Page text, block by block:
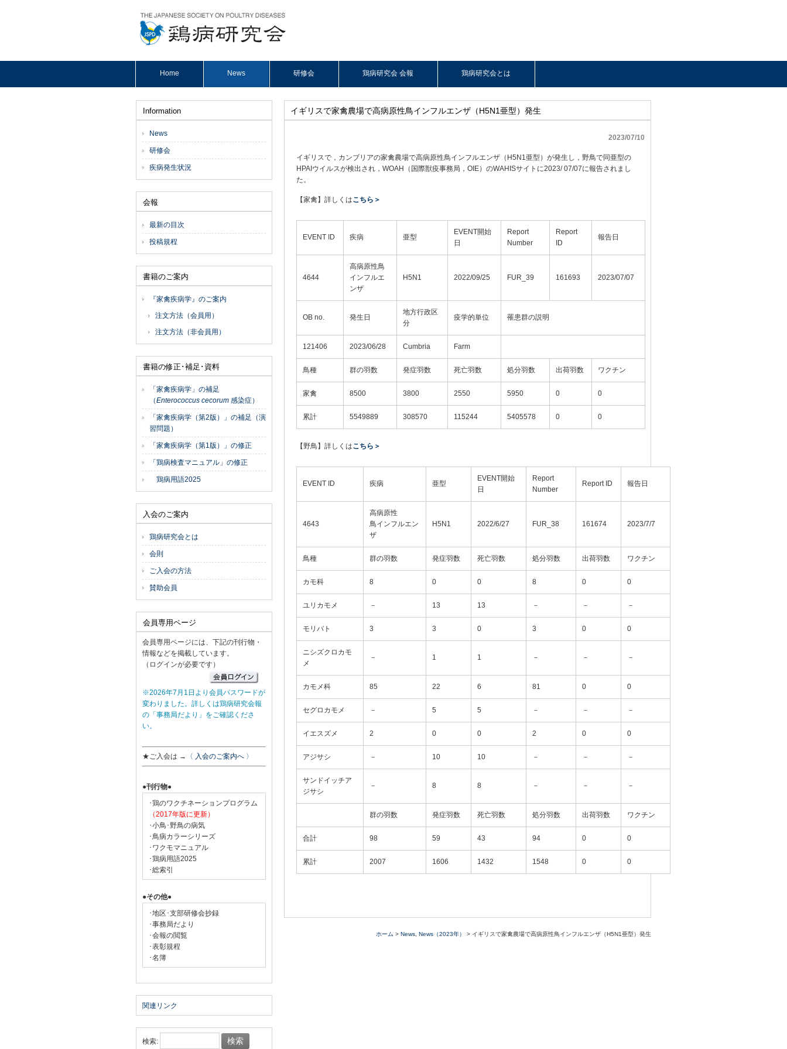
Home News 研修会 鶏病研究会 会報 鶏病研究会とは
イギリスで家禽農場で高病原性鳥インフルエンザ（H5N1亜型）発生
2023/07/10
イギリスで，カンブリアの家禽農場で高病原性鳥インフルエンザ（H5N1亜型）が発生し，野鳥で同亜型の
HPAIウイルスが検出され，WOAH（国際獣疫事務局，OIE）のWAHISサイトに2023/ 07/07に報告されまし
た。
【家禽】詳しくはこちら＞
EVENT ID 疾病 亜型
EVENT開始
日
Report
Number
Report
ID
報告日
4644
高病原性鳥
インフルエ
ンザ
H5N1 2022/09/25 FUR_39 161693 2023/07/07
OB no. 発生日
地方行政区
分
疫学的単位 罹患群の説明
121406 2023/06/28 Cumbria Farm
鳥種 群の羽数 発症羽数 死亡羽数 処分羽数 出荷羽数 ワクチン
家禽 8500 3800 2550 5950 0 0
累計 5549889 308570 115244 5405578 0 0
【野鳥】詳しくはこちら＞
EVENT ID 疾病 亜型
EVENT開始
日
Report
Number
Report ID 報告日
4643
高病原性
鳥インフルエン
ザ
H5N1 2022/6/27 FUR_38 161674 2023/7/7
鳥種 群の羽数 発症羽数 死亡羽数 処分羽数 出荷羽数 ワクチン
カモ科 8 0 0 8 0 0
ユリカモメ － 13 13 － － －
モリバト 3 3 0 3 0 0
ニシズクロカモ
メ
－ 1 1 － － －
カモメ科 85 22 6 81 0 0
セグロカモメ － 5 5 － － －
イエスズメ 2 0 0 2 0 0
アジサシ － 10 10 － － －
サンドイッチア
ジサシ
－ 8 8 － － －
群の羽数 発症羽数 死亡羽数 処分羽数 出荷羽数 ワクチン
合計 98 59 43 94 0 0
累計 2007 1606 1432 1548 0 0
ホーム > News News（2023年） > イギリスで家禽農場で高病原性鳥インフルエンザ（H5N1亜型）発生
Information
News
研修会
疾病発生状況
会報
最新の目次
投稿規程
書籍のご案内
『家禽疾病学』のご案内
注文方法（会員用）
注文方法（非会員用）
書籍の修正･補足･資料
「家禽疾病学」の補足
（Enterococcus cecorum 感染症）
「家禽疾病学（第2版）」の補足（演
習問題）
「家禽疾病学（第1版）」の修正
「鶏病検査マニュアル」の修正
鶏病用語2025
入会のご案内
鶏病研究会とは
会則
ご入会の方法
賛助会員
会員専用ページ
会員専用ページには、下記の刊行物・
情報などを掲載しています。
（ログインが必要です）
※2026年7月1日より会員パスワードが
変わりました。詳しくは鶏病研究会報
の「事務局だより」をご確認くださ
い。
★ご入会は → 〈 入会のご案内へ 〉
●刊行物●
･鶏のワクチネーションプログラム
（2017年版に更新）
･小鳥･野鳥の病気
･鳥病カラーシリーズ
･ワクモマニュアル
･鶏病用語2025
･総索引
●その他●
･地区･支部研修会抄録
･事務局だより
･会報の閲覧
･表彰規程
･名簿
関連リンク
検索: